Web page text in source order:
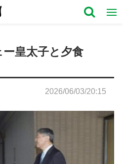
皇太子と夕食
2026/06/03/20:15